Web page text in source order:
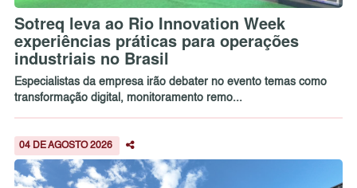
Sotreq leva ao Rio Innovation Week
experiências práticas para operações
industriais no Brasil
Especialistas da empresa irão debater no evento temas como
transformação digital, monitoramento remo...
04 DE AGOSTO 2026